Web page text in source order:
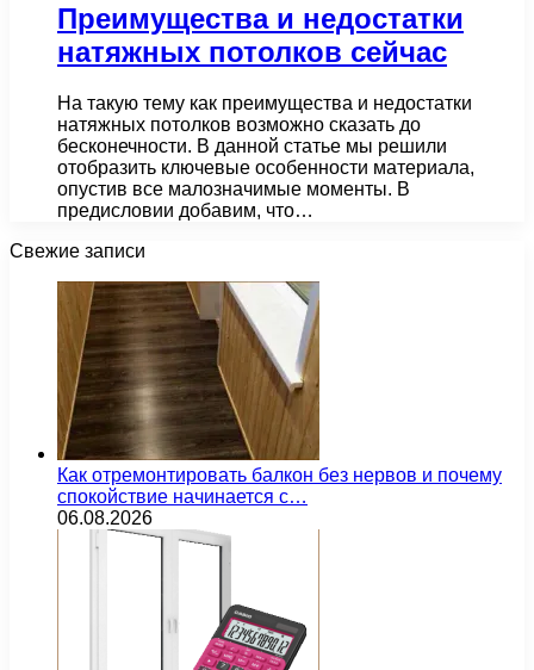
Преимущества и недостатки
натяжных потолков сейчас
На такую тему как преимущества и недостатки
натяжных потолков возможно сказать до
бесконечности. В данной статье мы решили
отобразить ключевые особенности материала,
опустив все малозначимые моменты. В
предисловии добавим, что…
Свежие записи
Как отремонтировать балкон без нервов и почему
спокойствие начинается с…
06.08.2026